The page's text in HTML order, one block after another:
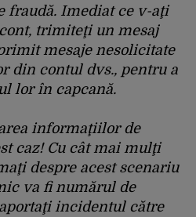
fraudă. Imediat ce v-aţi
trimiteţi un mesaj
mesaje nesolicitate
din contul dvs., pentru a
lor în capcană.
informaţiilor de
caz! Cu cât mai mulţi
despre acest scenariu
va fi numărul de
incidentul către